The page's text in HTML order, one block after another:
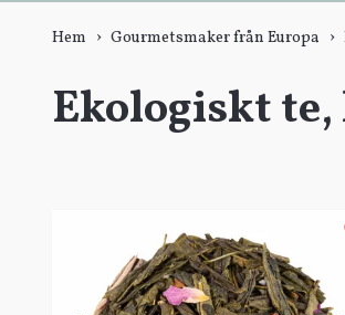
Hem Gourmetsmaker från Europa
Ekologiskt